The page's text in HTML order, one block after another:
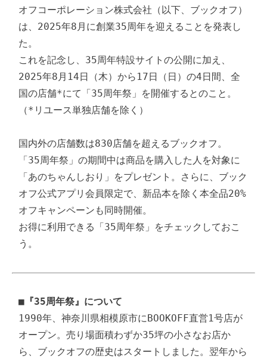
オフコーポレーション株式会社（以下、ブックオフ）
は、2025年8月に創業35周年を迎えることを発表し
た。
これを記念し、35周年特設サイトの公開に加え、
2025年8月14日（木）から17日（日）の4日間、全
国の店舗*にて「35周年祭」を開催するとのこと。
（*リユース単独店舗を除く）
国内外の店舗数は830店舗を超えるブックオフ。
「35周年祭」の期間中は商品を購入した人を対象に
「あのちゃんしおり」をプレゼント。さらに、ブック
オフ公式アプリ会員限定で、新品本を除く本全品20%
オフキャンペーンも同時開催。
お得に利用できる「35周年祭」をチェックしておこ
う。
■ 『35周年祭』について
1990年、神奈川県相模原市にBOOKOFF直営1号店が
オープン。売り場面積わずか35坪の小さなお店か
ら、ブックオフの歴史はスタートしました。翌年から